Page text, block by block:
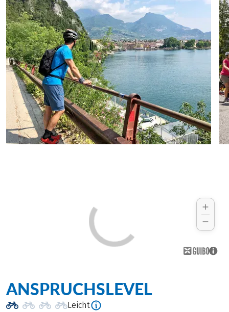
ANSPRUCHSLEVEL
Leicht